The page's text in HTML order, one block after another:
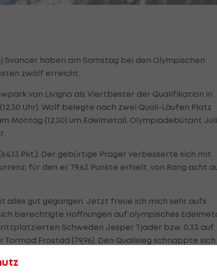
haben am Samstag bei den Olympischen
zwölf erreicht.
von Livigno als Viertbester der Qualifikation in
Uhr). Wolf belegte nach zwei Quali-Läufen Platz
Montag (12.30) um Edelmetall. Olympiadebütant
Pkt.). Der gebürtige Prager verbesserte sich mit
für den er 79,63 Punkte erhielt, von Rang acht
alles gut gegangen. Jetzt freue ich mich sehr aufs
berechtigte Hoffnungen auf olympisches
Schweden Jesper Tjader bzw. 0,33 auf
Frostad (79,96). Den Qualisieg schnappte sich